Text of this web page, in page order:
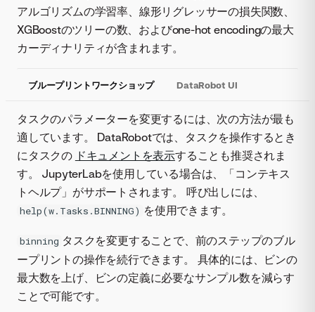
アルゴリズムの学習率、線形リグレッサーの損失関数、
XGBoostのツリーの数、およびone-hot encodingの最大
カーディナリティが含まれます。
ブループリントワークショップ DataRobot UI
タスクのパラメーターを変更するには、次の方法が最も
適しています。 DataRobotでは、タスクを操作するとき
にタスクの ドキュメントを表示することも推奨されま
す。 JupyterLabを使用している場合は、「コンテキス
トヘルプ」がサポートされます。 呼び出しには、
help(w.Tasks.BINNING) を使用できます。
binning タスクを変更することで、前のステップのブル
ープリントの操作を続行できます。 具体的には、ビンの
最大数を上げ、ビンの定義に必要なサンプル数を減らす
ことで可能です。